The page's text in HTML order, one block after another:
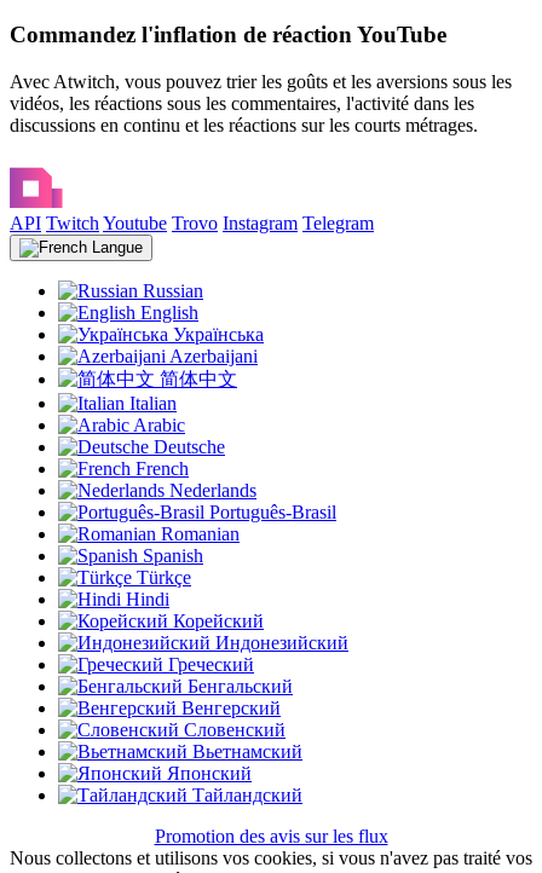
Commandez l'inflation de réaction YouTube
Avec Atwitch, vous pouvez trier les goûts et les aversions sous les
vidéos, les réactions sous les commentaires, l'activité dans les
discussions en continu et les réactions sur les courts métrages.
API Twitch Youtube Trovo Instagram Telegram
Langue
Russian
English
Українська
Azerbaijani
简体中文
Italian
Arabic
Deutsche
French
Nederlands
Português-Brasil
Romanian
Spanish
Türkçe
Hindi
Корейский
Индонезийский
Греческий
Бенгальский
Венгерский
Словенский
Вьетнамский
Японский
Тайландский
Promotion des avis sur les flux
Nous collectons et utilisons vos cookies, si vous n'avez pas traité vos